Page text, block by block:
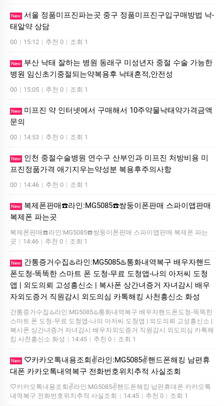
New 서울 정품미프진파는곳 중구 정품미프진구입구매방법 낙­
태알약 상담
00 | 15:12 | 추천 0 | 조회 1
New
부산 낙태 잘하는 병원 동래구 미성년자 중절 수술 가능한
병원 임신초기중절되는약복용후 낙태흔적,안전성
00 | 15:05 | 추천 0 | 조회 1
New
미프진 약 인터넷에서 구매해서 10주약물낙태약가격금액
문의
00 | 14:53 | 추천 0 | 조회 1
New
인천 중절수술병원 연수구 산부인과 미프진 처방비용 미
프진정품가격 애기지우는약성분 복용후주의사항
00 | 14:46 | 추천 0 | 조회 1
New
복제폰판매☎️라인:MG5085☎️쌍둥이폰판매 스파이앱판매
복제폰 파는곳
복제폰판매☎️라인:MG5085☎️쌍둥이폰판매 스파이앱판매 복제폰 파는
곳 | 14:46 | 추천 0 | 조회 1
New
간통증거수집♨️라인:MG5085♨️통화내역복구 배우자핸드
폰도청-똑똑한 스마트 폰 도청-무료 도청앱-나의 아저씨 도청
앱 | 외도의뢰 고성흥신소 | 복사폰 상간녀증거 자녀감시 배우
자외도증거 직원감시 외도의심 카톡해킹 사천흥신소 화성
간통증거수집♨️라인:MG5085♨️통화내역복구 배우자핸드폰도청-똑똑한
스마트 폰 도청-무료 도청앱-나의 아저씨 도청앱 | 외도의뢰 고성흥신소 |
복사폰 상간녀증거 자녀감시 배우자외도증거 직원감시 외도의심 카톡해
킹 사천흥신소 화성 | 14:45 | 추천 0 | 조회 1
New
♡카카오톡내용조회✌️라인:MG5085✌️핸드폰해킹 남편휴
대폰 카카오톡내역복구 전화번호위치추적 사실조회
♡카카오톡내용조회✌️라인:MG5085✌️핸드폰해킹 남편휴대폰 카카오톡
내역복구 전화번호위치추적 사실조회 | 14:45 | 추천 0 | 조회 1